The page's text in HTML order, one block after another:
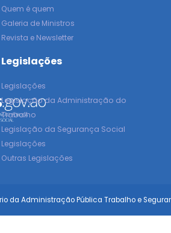
Quem é quem
Galeria de Ministros
Revista e Newsletter
Legislações
Legislações
Legislação da Administração do
Trabalho
Legislação da Segurança Social
Legislações
Outras Legislações
da Administração Pública Trabalho e